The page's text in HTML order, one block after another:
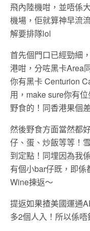
飛內陸機咁，並唔係
機場，佢就算神早流
解要排隊lol
首先個門口已經勁細
港咁，分咗黑卡Area
你有黑卡 Centurion
用，make sure你有
野食的！同香港果個
然後野食方面當然都
仔、蛋、炒飯等等！
到定點！同埋因為我
有個小bar仔既，即
Wine揀返～
提返如果揸美國運通
多2個人入！所以係唔